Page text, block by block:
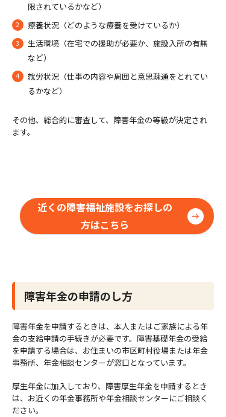
限されているかなど）
療養状況（どのような療養を受けているか）
生活環境（在宅での援助が必要か、施設入所の有無
など）
就労状況（仕事の内容や周囲と意思疎通をとれてい
るかなど）
その他、総合的に審査して、障害年金の等級が決定され
ます。
近くの障害福祉施設をお探しの
方はこちら
障害年金の申請のし方
障害年金を申請するときは、本人またはご家族による年
金の支給申請の手続きが必要です。障害基礎年金の受給
を申請する場合は、お住まいの市区町村役場または年金
事務所、年金相談センターが窓口となっています。
厚生年金に加入しており、障害厚生年金を申請するとき
は、お近くの年金事務所や年金相談センターにご相談く
ださい。